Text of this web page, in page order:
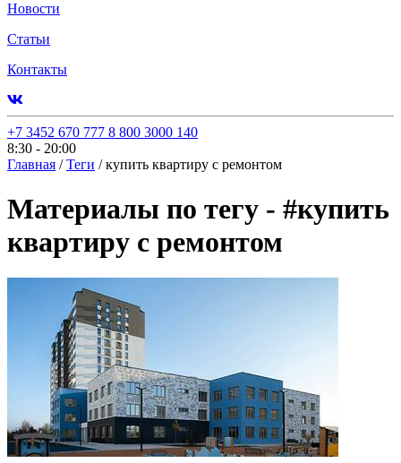
Новости
Статьи
Контакты
+7 3452 670 777 8 800 3000 140
8:30 - 20:00
Главная / Теги / купить квартиру с ремонтом
Материалы по тегу - #купить
квартиру с ремонтом